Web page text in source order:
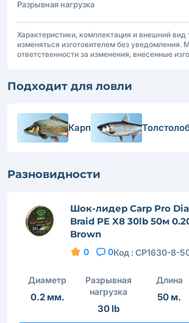
Разрывная нагрузка
Характеристики, комплектация и внешний вид
изменяться изготовителем без уведомления.
ответственности за изменения, внесенные
Подходит для ловли
Карп
Разновидности
Шок-лидер Carp Pro
Braid PE X8 30lb 50м
Brown
0 0Код : CP1630-8-
Диаметр
0.2 мм.
Разрывная
нагрузка
30 lb
Длина
50 м.